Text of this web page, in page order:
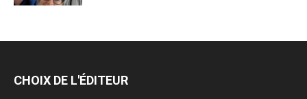
CHOIX DE L'ÉDITEUR